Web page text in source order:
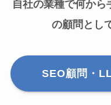
自社の業種で何か
の顧問とし
SEO顧問・